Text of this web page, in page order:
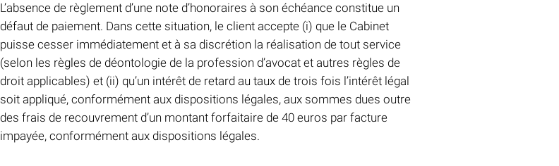
L’absence de règlement d’une note d’honoraires à son échéance constitue un
défaut de paiement. Dans cette situation, le client accepte (i) que le Cabinet
puisse cesser immédiatement et à sa discrétion la réalisation de tout service
(selon les règles de déontologie de la profession d’avocat et autres règles de
droit applicables) et (ii) qu’un intérêt de retard au taux de trois fois l’intérêt légal
soit appliqué, conformément aux dispositions légales, aux sommes dues outre
des frais de recouvrement d’un montant forfaitaire de 40 euros par facture
impayée, conformément aux dispositions légales.